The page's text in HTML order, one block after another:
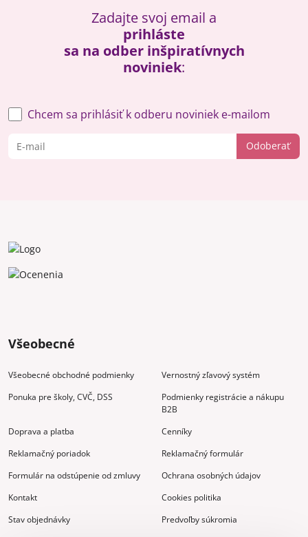
Zadajte svoj email a
prihláste
sa na odber inšpiratívnych
noviniek:
Odoberať
Chcem sa prihlásiť k odberu noviniek e-mailom
Všeobecné
Všeobecné obchodné podmienky
Vernostný zľavový systém
Ponuka pre školy, CVČ, DSS
Podmienky registrácie a nákupu
B2B
Doprava a platba
Cenníky
Reklamačný poriadok
Reklamačný formulár
Formulár na odstúpenie od zmluvy
Ochrana osobných údajov
Kontakt
Cookies politika
Stav objednávky
Predvoľby súkromia